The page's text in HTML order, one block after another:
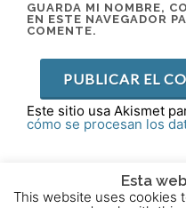
GUARDA MI NOMBRE,
EN ESTE NAVEGADOR
COMENTE.
Este sitio usa Akismet
cómo se procesan los
2015 - 2025 ©
Esta
This website uses cookies